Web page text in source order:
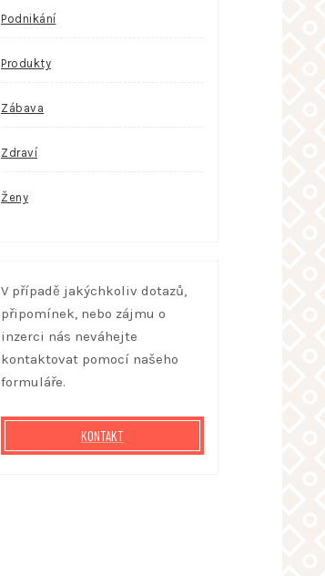
Podnikání
Produkty
Zábava
Zdraví
Ženy
V případě jakýchkoliv dotazů,
připomínek, nebo zájmu o
inzerci nás neváhejte
kontaktovat pomocí našeho
formuláře.
KONTAKT